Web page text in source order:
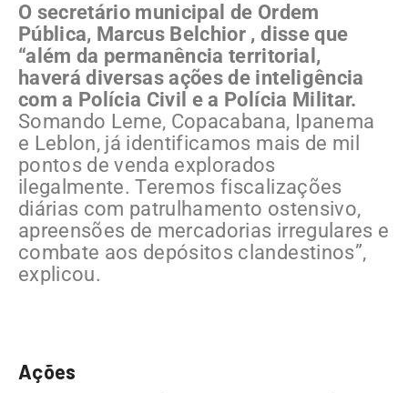
O secretário municipal de Ordem
Pública, Marcus Belchior , disse que
“além da permanência territorial,
haverá diversas ações de inteligência
com a Polícia Civil e a Polícia Militar.
Somando Leme, Copacabana, Ipanema
e Leblon, já identificamos mais de mil
pontos de venda explorados
ilegalmente. Teremos fiscalizações
diárias com patrulhamento ostensivo,
apreensões de mercadorias irregulares e
combate aos depósitos clandestinos”,
explicou.
Ações